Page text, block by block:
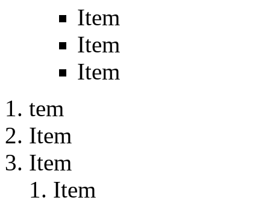
Item
Item
Item
tem
Item
Item
Item